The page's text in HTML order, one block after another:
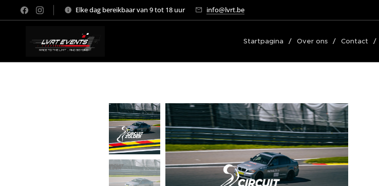
Elke dag bereikbaar van 9 tot 18 uur info@lvrt.be
Startpagina Over ons Contact